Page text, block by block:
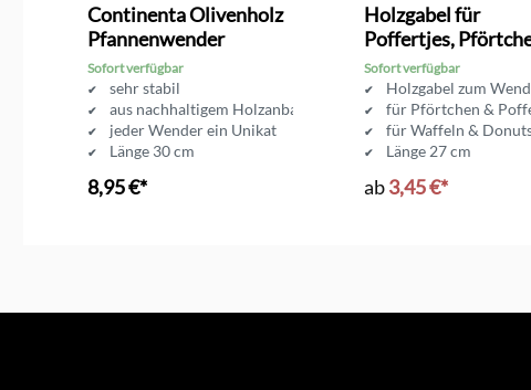
Continenta Olivenholz
Pfannenwender
Sofort verfügbar
sehr stabil
aus nachhaltigem Holzanbau
jeder Wender ein Unikat
Länge 30 cm
8,95 €*
Holzgabel für
Poffertjes,
und Krapfen
Sofort verfügbar
Holzgabel zum
für Pförtchen &
für Waffeln &
Länge 27 cm
ab3,45 €*